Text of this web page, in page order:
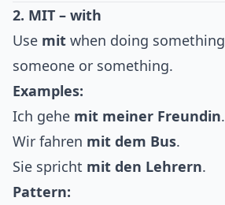
2. MIT – with
Use mit when doing something
someone or something.
Examples:
Ich gehe mit meiner Freundin.
Wir fahren mit dem Bus.
Sie spricht mit den Lehrern.
Pattern: